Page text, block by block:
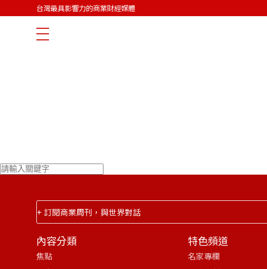
台灣最具影響力的商業財經媒體
+ 訂閱商業周刊，與世界對話
內容分類
焦點
特色頻道
名家專欄